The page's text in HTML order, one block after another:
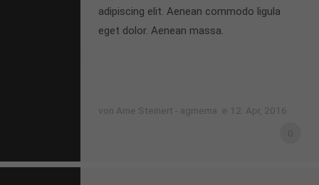
adipiscing elit. Aenean commodo ligula
eget dolor. Aenean massa.
von Arne Steinert - agmema
12. Apr, 2016